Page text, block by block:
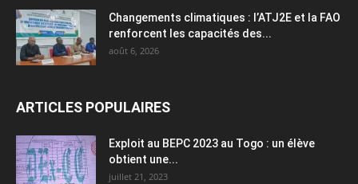
Changements climatiques : l’ATJ2E et la FAO
renforcent les capacités des...
août 6, 2026
ARTICLES POPULAIRES
Exploit au BEPC 2023 au Togo : un élève
obtient une...
juillet 21, 2023